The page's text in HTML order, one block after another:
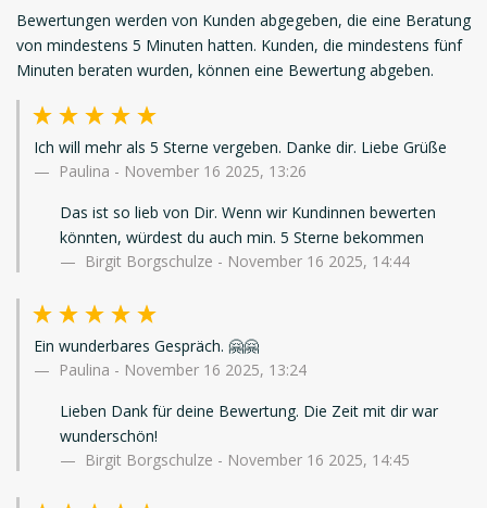
Bewertungen werden von Kunden abgegeben, die eine Beratung
von mindestens 5 Minuten hatten. Kunden, die mindestens fünf
Minuten beraten wurden, können eine Bewertung abgeben.
Ich will mehr als 5 Sterne vergeben. Danke dir. Liebe Grüße
Paulina - November 16 2025, 13:26
Das ist so lieb von Dir. Wenn wir Kundinnen bewerten
könnten, würdest du auch min. 5 Sterne bekommen
Birgit Borgschulze - November 16 2025, 14:44
Ein wunderbares Gespräch. 🤗🤗
Paulina - November 16 2025, 13:24
Lieben Dank für deine Bewertung. Die Zeit mit dir war
wunderschön!
Birgit Borgschulze - November 16 2025, 14:45